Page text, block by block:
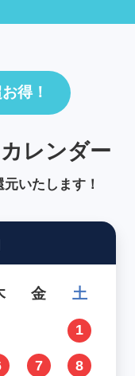
得！
レンダー
いたします！
金 土
1
7 8